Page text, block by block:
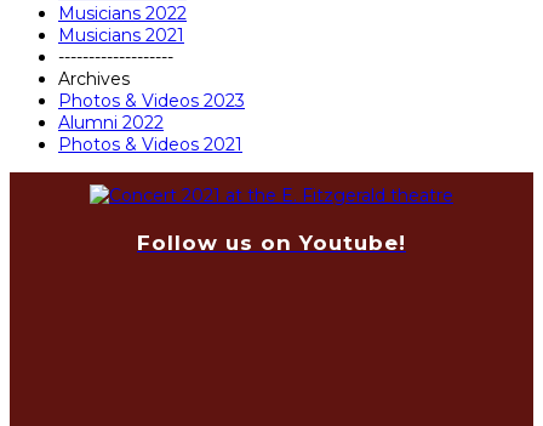
Musicians 2022
Musicians 2021
-------------------
Archives
Photos & Videos 2023
Alumni 2022
Photos & Videos 2021
Follow us on Youtube!